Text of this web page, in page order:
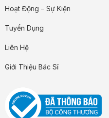
Hoạt Động – Sự Kiện
Tuyển Dụng
Liên Hệ
Giới Thiệu Bác Sĩ